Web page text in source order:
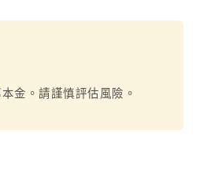
金。請謹慎評估風險。